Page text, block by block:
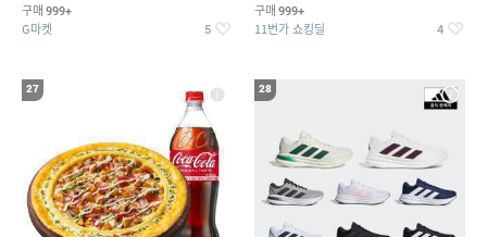
구매 999+
G마켓 5
구매 999+
11번가 쇼킹딜 4
27 28